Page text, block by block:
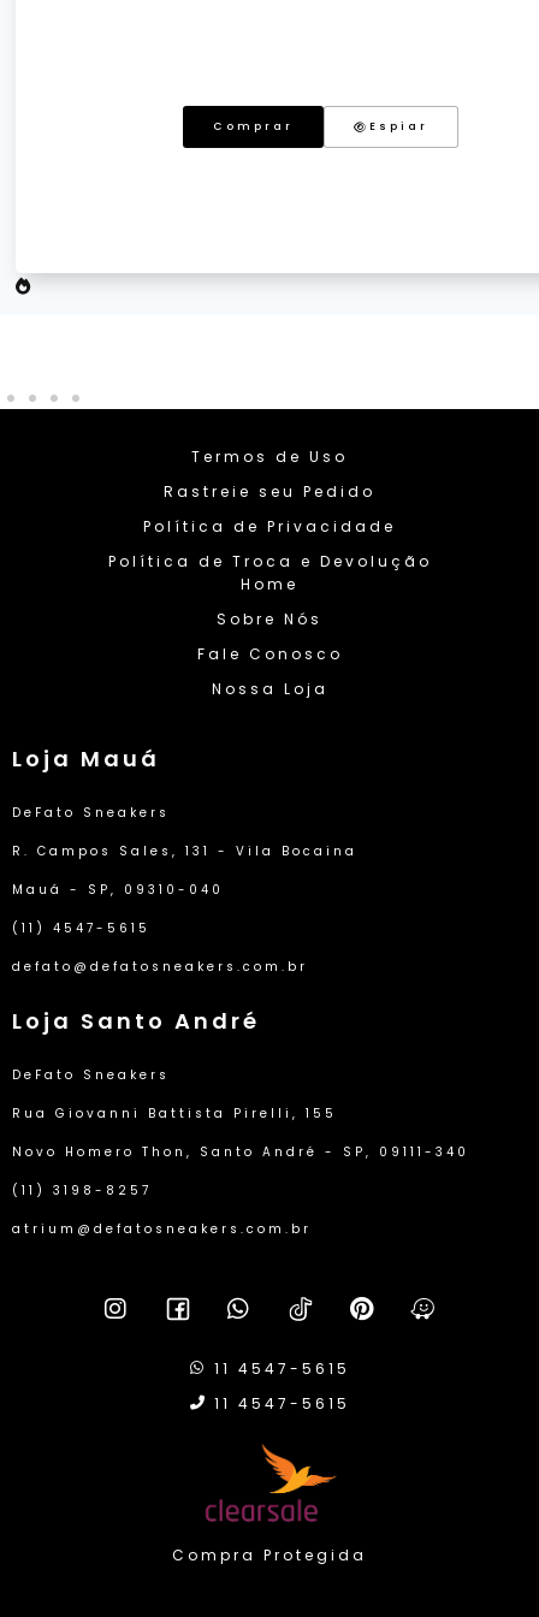
Comprar Espiar
Termos de Uso
Rastreie seu Pedido
Política de Privacidade
Política de Troca e Devolução
Home
Sobre Nós
Fale Conosco
Nossa Loja
Loja Mauá
DeFato Sneakers
R. Campos Sales, 131 - Vila Bocaina
Mauá - SP, 09310-040
(11) 4547-5615
defato@defatosneakers.com.br
Loja Santo André
DeFato Sneakers
Rua Giovanni Battista Pirelli, 155
Novo Homero Thon, Santo André - SP, 09111-340
(11) 3198-8257
atrium@defatosneakers.com.br
11 4547-5615
11 4547-5615
Compra Protegida